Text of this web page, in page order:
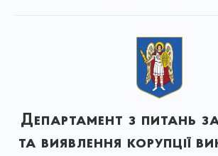
Департамент з питань
та виявлення корупції